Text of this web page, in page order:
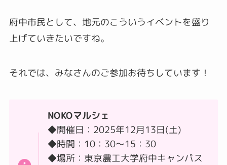
府中市民として、地元のこういうイベントを盛り
上げていきたいですね。
それでは、みなさんのご参加お待ちしています！
NOKOマルシェ
◆開催日：2025年12月13日(土)
◆時間：10：30～15：30
◆場所：東京農工大学府中キャンパス